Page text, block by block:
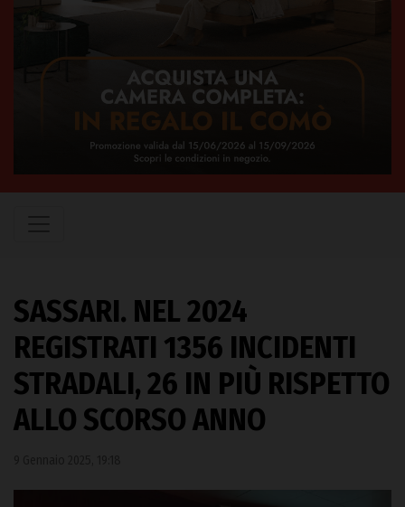
SASSARI. NEL 2024
REGISTRATI 1356 INCIDENTI
STRADALI, 26 IN PIÙ RISPETTO
ALLO SCORSO ANNO